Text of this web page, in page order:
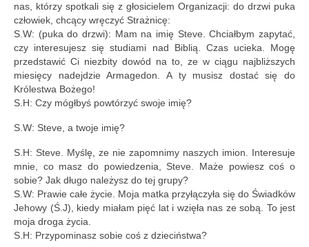
nas, którzy spotkali się z głosicielem Organizacji: do drzwi puka
człowiek, chcący wręczyć Strażnicę:
S.W: (puka do drzwi): Mam na imię Steve. Chciałbym zapytać,
czy interesujesz się studiami nad Biblią. Czas ucieka. Mogę
przedstawić Ci niezbity dowód na to, ze w ciągu najbliższych
miesięcy nadejdzie Armagedon. A ty musisz dostać się do
Królestwa Bożego!
S.H: Czy mógłbyś powtórzyć swoje imię?
S.W: Steve, a twoje imię?
S.H: Steve. Myślę, ze nie zapomnimy naszych imion. Interesuje
mnie, co masz do powiedzenia, Steve. Maże powiesz coś o
sobie? Jak długo należysz do tej grupy?
S.W: Prawie całe życie. Moja matka przyłączyła się do Świadków
Jehowy (Ś.J), kiedy miałam pięć lat i wzięła nas ze sobą. To jest
moja droga życia.
S.H: Przypominasz sobie coś z dzieciństwa?